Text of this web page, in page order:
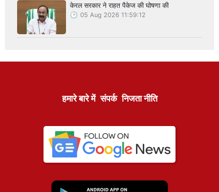
केरल सरकार ने राहत पैकेज की घोषणा की
05 Aug 2026 11:59:12
हमारे बारे में संपर्क निजता नीति